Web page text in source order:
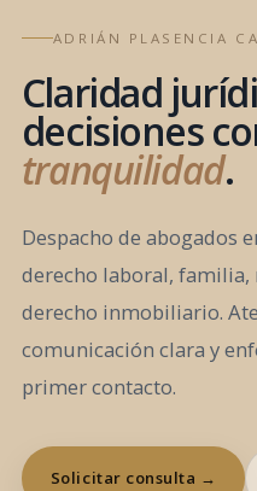
ADRIÁN PLASENCIA
Claridad
decisiones
tranquilidad.
Despacho de abogados
derecho laboral, familia,
derecho inmobiliario.
comunicación clara y
primer contacto.
Solicitar consulta →